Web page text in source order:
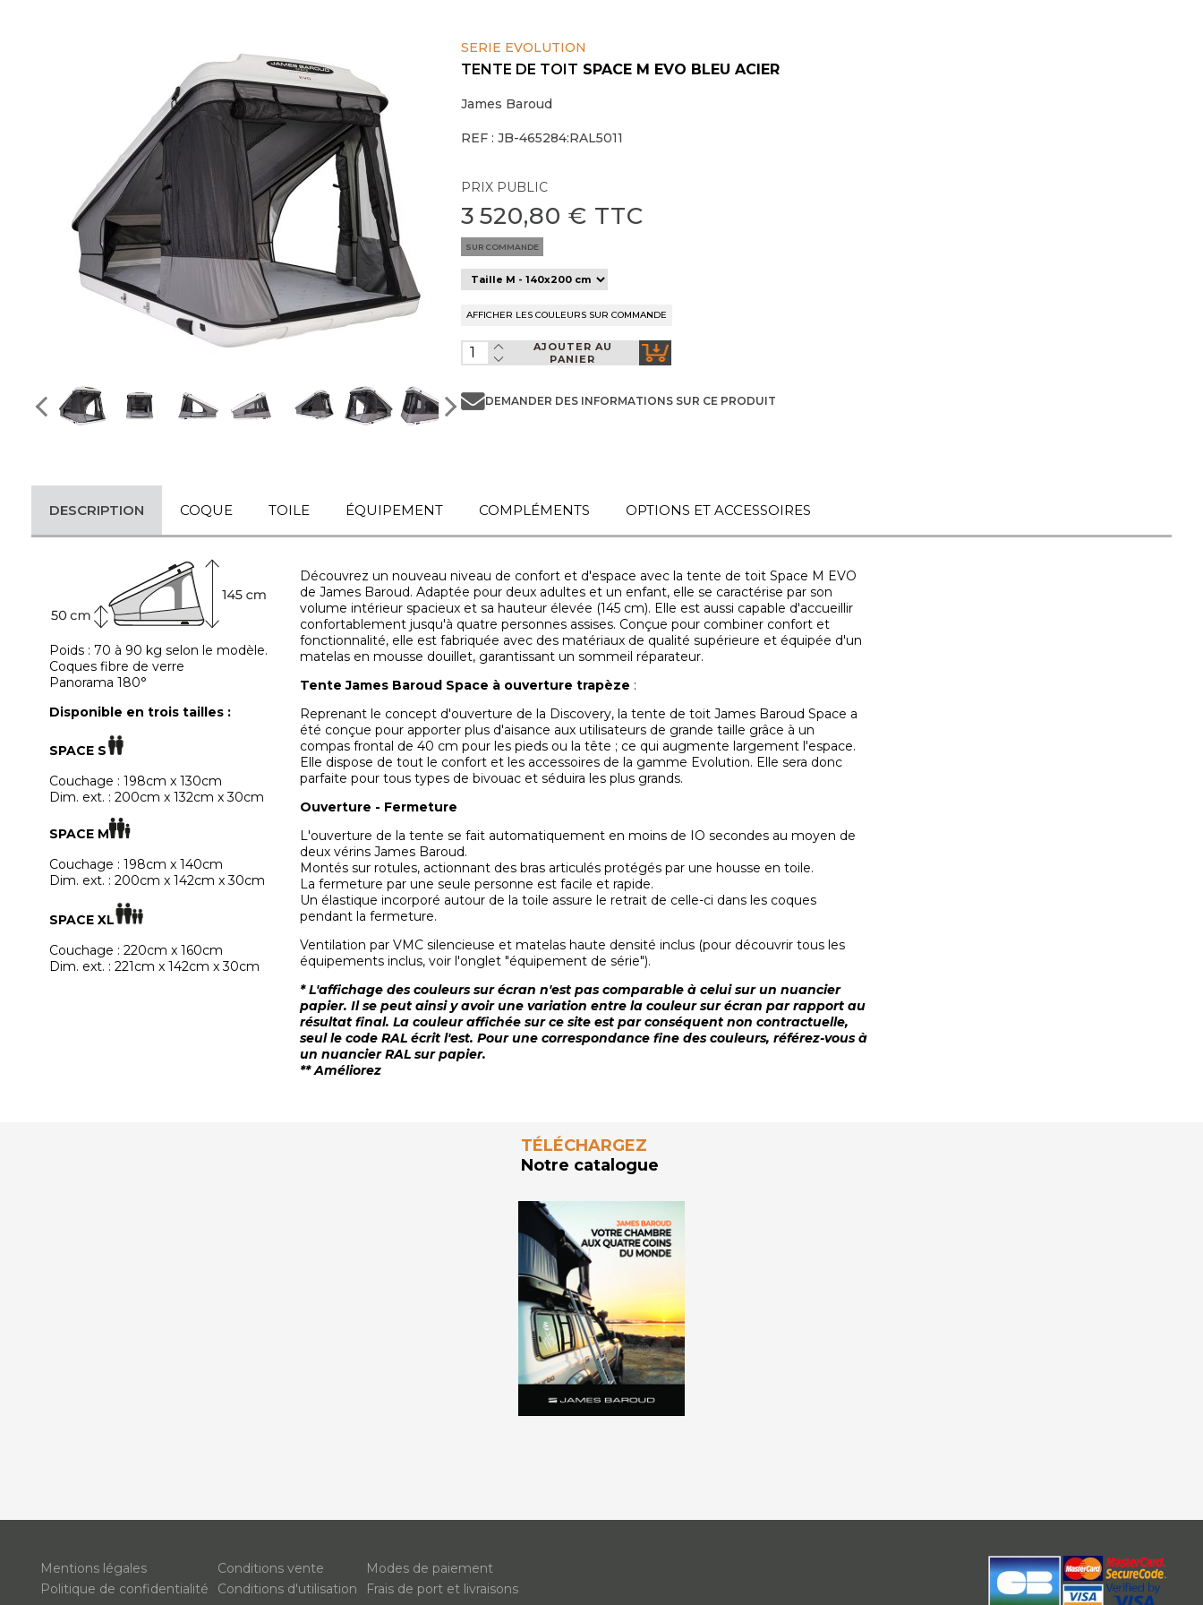
SERIE EVOLUTION
TENTE DE TOIT SPACE M EVO BLEU ACIER
James Baroud
REF : JB-465284:RAL5011
PRIX PUBLIC
3 520,80 € TTC
SUR COMMANDE
AJOUTER AU
PANIER
DEMANDER DES INFORMATIONS SUR CE PRODUIT
DESCRIPTION COQUE TOILE ÉQUIPEMENT COMPLÉMENTS OPTIONS ET ACCESSOIRES
Poids : 70 à 90 kg selon le modèle.
Coques fibre de verre
Panorama 180°
Disponible en trois tailles :
SPACE S
Couchage : 198cm x 130cm
Dim. ext. : 200cm x 132cm x 30cm
SPACE M
Couchage : 198cm x 140cm
Dim. ext. : 200cm x 142cm x 30cm
SPACE XL
Couchage : 220cm x 160cm
Dim. ext. : 221cm x 142cm x 30cm
Découvrez un nouveau niveau de confort et d'espace avec la tente de toit Space M EVO
de James Baroud. Adaptée pour deux adultes et un enfant, elle se caractérise par son
volume intérieur spacieux et sa hauteur élevée (145 cm). Elle est aussi capable d'accueillir
confortablement jusqu'à quatre personnes assises. Conçue pour combiner confort et
fonctionnalité, elle est fabriquée avec des matériaux de qualité supérieure et équipée d'un
matelas en mousse douillet, garantissant un sommeil réparateur.
Tente James Baroud Space à ouverture trapèze :
Reprenant le concept d'ouverture de la Discovery, la tente de toit James Baroud Space a
été conçue pour apporter plus d'aisance aux utilisateurs de grande taille grâce à un
compas frontal de 40 cm pour les pieds ou la tête ; ce qui augmente largement l'espace.
Elle dispose de tout le confort et les accessoires de la gamme Evolution. Elle sera donc
parfaite pour tous types de bivouac et séduira les plus grands.
Ouverture - Fermeture
L'ouverture de la tente se fait automatiquement en moins de IO secondes au moyen de
deux vérins James Baroud.
Montés sur rotules, actionnant des bras articulés protégés par une housse en toile.
La fermeture par une seule personne est facile et rapide.
Un élastique incorporé autour de la toile assure le retrait de celle-ci dans les coques
pendant la fermeture.
Ventilation par VMC silencieuse et matelas haute densité inclus (pour découvrir tous les
équipements inclus, voir l'onglet "équipement de série").
* L'affichage des couleurs sur écran n'est pas comparable à celui sur un nuancier
papier. Il se peut ainsi y avoir une variation entre la couleur sur écran par rapport au
résultat final. La couleur affichée sur ce site est par conséquent non contractuelle,
seul le code RAL écrit l'est. Pour une correspondance fine des couleurs, référez-vous à
un nuancier RAL sur papier.
** Améliorez
TÉLÉCHARGEZ
Notre catalogue
Mentions légales
Politique de confidentialité
Conditions vente
Conditions d'utilisation
Modes de paiement
Frais de port et livraisons